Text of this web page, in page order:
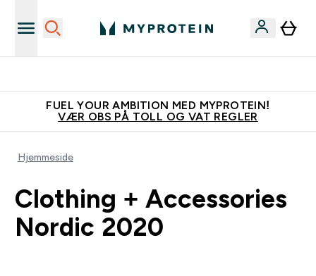
FUEL YOUR AMBITION MED MYPROTEIN!
VÆR OBS PÅ TOLL OG VAT REGLER
Hjemmeside
Clothing + Accessories
Nordic 2020